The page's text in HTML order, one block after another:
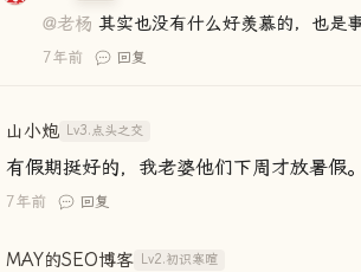
@老杨 其实也没有什么好羡慕的，也是
7年前 回复
山小炮 Lv3.点头之交
有假期挺好的，我老婆他们下周才放暑假。
7年前 回复
MAY的SEO博客 Lv2.初识寒暄